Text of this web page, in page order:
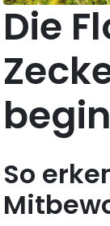
Die
So